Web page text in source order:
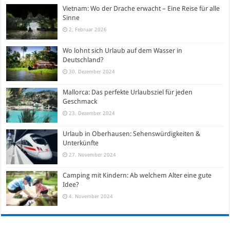
Vietnam: Wo der Drache erwacht – Eine Reise für alle
Sinne
2. Februar 2026
Wo lohnt sich Urlaub auf dem Wasser in
Deutschland?
30. Dezember 2024
Mallorca: Das perfekte Urlaubsziel für jeden
Geschmack
23. Dezember 2024
Urlaub in Oberhausen: Sehenswürdigkeiten &
Unterkünfte
27. November 2024
Camping mit Kindern: Ab welchem Alter eine gute
Idee?
4. November 2024